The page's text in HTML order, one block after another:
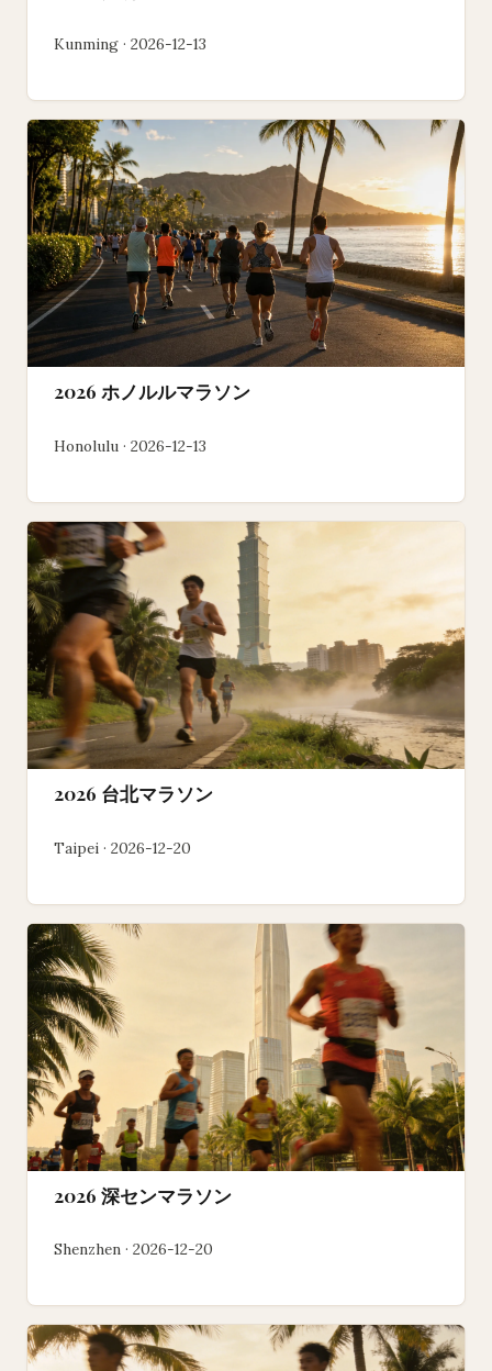
Kunming · 2026-12-13
2026 ホノルルマラソン
Honolulu · 2026-12-13
2026 台北マラソン
Taipei · 2026-12-20
2026 深センマラソン
Shenzhen · 2026-12-20